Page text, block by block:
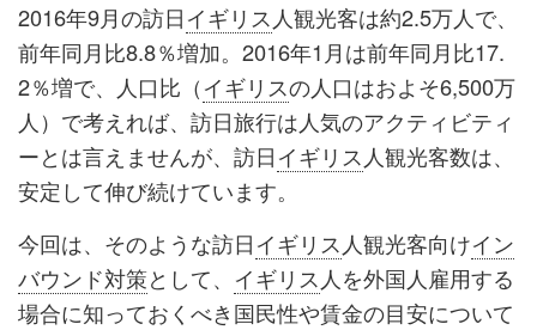
加
2016年9月の訪日イギリス 人観光客は約2.5万人で、
前年同月比8.8％増加。2016年1月は前年同月比17.
2％増で、人口比（イギリスの人口はおよそ6,500万
人）で考えれば、訪日旅行は人気のアクティビティ
ーとは言えませんが、訪日イギリス 人観光客数は、
安定して伸び続けています。
今回は、そのような訪日イギリス 人観光客向けイン
バウンド対策として、 イギリス 人を外国人雇用する
場合に知っておくべき国民性や賃金の目安について